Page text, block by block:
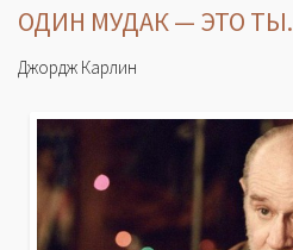
ОДИН МУДАК — ЭТО ТЫ.
Джордж Карлин